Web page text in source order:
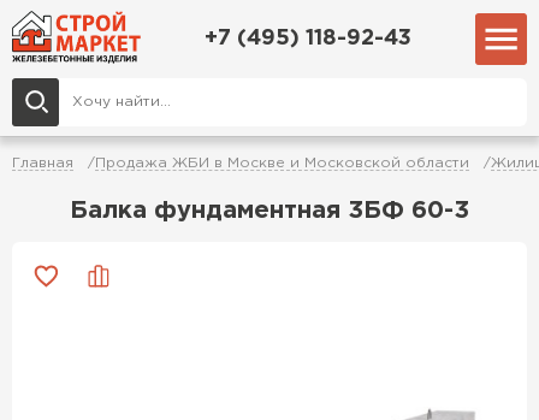
+7 (495) 118-92-43
Главная Продажа ЖБИ в Москве и Московской области
Балка фундаментная 3БФ 60-3